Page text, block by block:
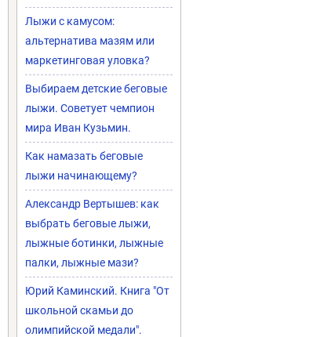
Лыжи с камусом:
альтернатива мазям или
маркетинговая уловка?
Выбираем детские беговые
лыжи. Советует чемпион
мира Иван Кузьмин.
Как намазать беговые
лыжи начинающему?
Александр Вертышев: как
выбрать беговые лыжи,
лыжные ботинки, лыжные
палки, лыжные мази?
Юрий Каминский. Книга "От
школьной скамьи до
олимпийской медали".